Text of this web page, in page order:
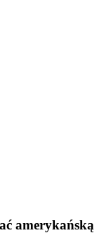
amerykańską